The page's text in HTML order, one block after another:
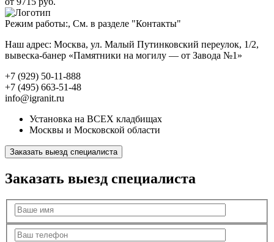
Режим работы:, См. в разделе "Контакты"
Наш адрес: Москва, ул. Малый Путинковский переулок, 1/2,
вывеска-банер «Памятники на могилу — от Завода №1»
+7 (929) 50-11-888
+7 (495) 663-51-48
info@igranit.ru
Установка на ВСЕХ кладбищах
Москвы и Московской области
Заказать выезд специалиста
Заказать выезд специалиста